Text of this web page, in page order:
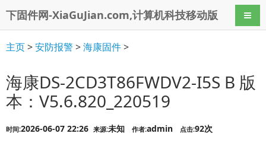
下固件网-XiaGuJian.com,计算机科技移动版 导航
主页>安防报警>海康固件>
海康DS-2CD3T86FWDV2-I5S B 版
本：V5.6.820_220519
时间:2026-06-07 22:26 来源:未知 作者:admin 点击:92次